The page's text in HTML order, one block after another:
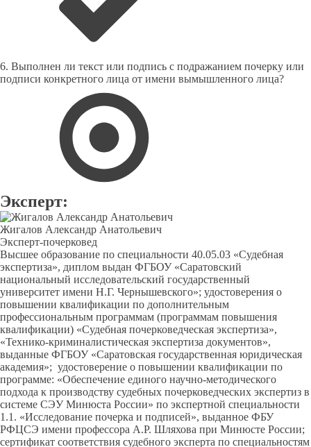
6. Выполнен ли текст или подпись с подражанием почерку или
подписи конкретного лица от имени вымышленного лица?
Эксперт:
Жигалов Александр Анатольевич
Эксперт-почерковед
Высшее образование по специальности 40.05.03 «Судебная
экспертиза», диплом выдан ФГБОУ «Саратовский
национальный исследовательский государственный
университет имени Н.Г. Чернышевского»; удостоверения о
повышении квалификации по дополнительным
профессиональным программам (программам повышения
квалификации) «Судебная почерковедческая экспертиза»,
«Технико-криминалистическая экспертиза документов»,
выданные ФГБОУ «Саратовская государственная юридическая
академия»; удостоверение о повышении квалификации по
программе: «Обеспечение единого научно-методического
подхода к производству судебных почерковедческих экспертиз в
системе СЭУ Минюста России» по экспертной специальности
1.1. «Исследование почерка и подписей», выданное ФБУ
РФЦСЭ имени профессора А.Р. Шляхова при Минюсте России;
сертификат соответствия судебного эксперта по специальностям